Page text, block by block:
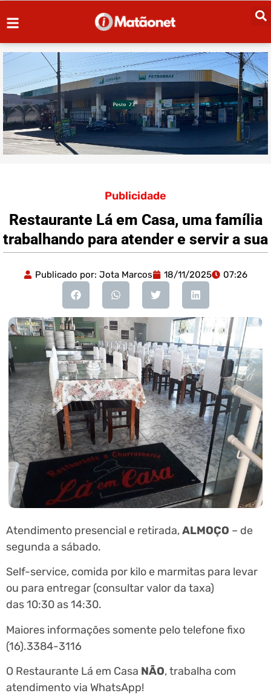
Publicidade
Restaurante Lá em Casa, uma família
trabalhando para atender e servir a sua
Publicado por: Jota Marcos 18/11/2025 07:26
Atendimento presencial e retirada,ALMOÇO – de
segunda a sábado.
Self-service, comida por kilo e marmitas para levar
ou para entregar (consultar valor da taxa)
das 10:30 as 14:30.
Maiores informações somente pelo telefone fixo
(16).3384-3116
O Restaurante Lá em Casa NÃO, trabalha com
atendimento via WhatsApp!